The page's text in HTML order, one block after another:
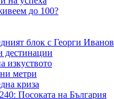
до 100?
блок с Георги Иванов
дестинации
изкуството
метри
криза
Посоката на България